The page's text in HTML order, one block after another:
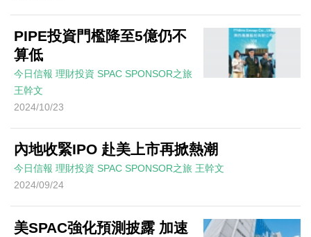
PIPE投資門檻降至5億仍不
算低
今日信報 理財投資 SPAC SPONSOR之旅
王幹文
2024/10/23
內地收緊IPO 赴美上市再掀熱潮
今日信報 理財投資 SPAC SPONSOR之旅 王幹文
2024/09/24
美SPAC強化預測披露 加速